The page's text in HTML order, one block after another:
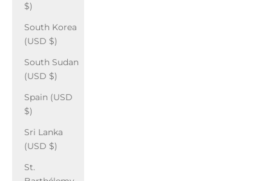
$)
South Korea
(USD $)
South Sudan
(USD $)
Spain (USD
$)
Sri Lanka
(USD $)
St.